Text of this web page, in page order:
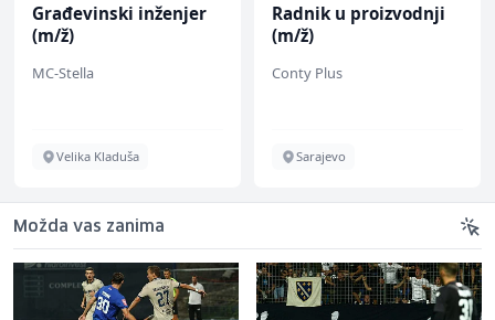
Građevinski inženjer
(m/ž)
MC-Stella
Velika Kladuša
Radnik u proizvodnji
(m/ž)
Conty Plus
Sarajevo
Možda vas zanima